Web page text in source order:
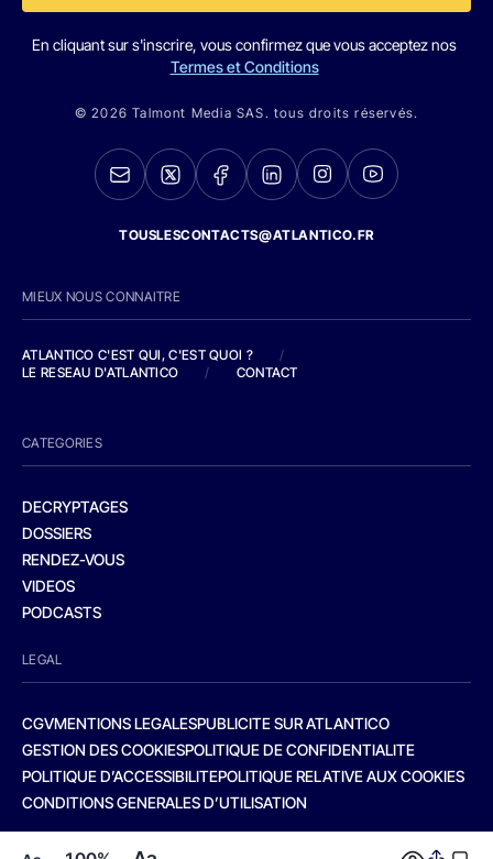
En cliquant sur s'inscrire, vous confirmez que vous acceptez nos
Termes et Conditions
© 2026 Talmont Media SAS. tous droits réservés.
TOUSLESCONTACTS@ATLANTICO.FR
MIEUX NOUS CONNAITRE
ATLANTICO C'EST QUI, C'EST QUOI ?
/
LE RESEAU D'ATLANTICO
/ CONTACT
CATEGORIES
DECRYPTAGES
DOSSIERS
RENDEZ-VOUS
VIDEOS
PODCASTS
LEGAL
CGVMENTIONS LEGALESPUBLICITE SUR ATLANTICO
GESTION DES COOKIESPOLITIQUE DE CONFIDENTIALITE
POLITIQUE D’ACCESSIBILITEPOLITIQUE RELATIVE AUX COOKIES
CONDITIONS GENERALES D’UTILISATION